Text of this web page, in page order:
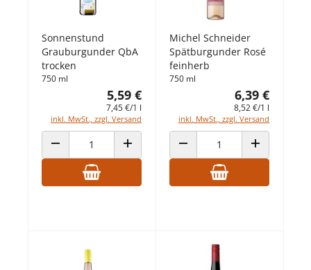
Sonnenstund
Grauburgunder QbA
trocken
750 ml
5,59 €
7,45 €/1 l
inkl. MwSt., zzgl. Versand
ANZAHL VERRINGERNANZAHL ERHÖHEN
Michel Schneider
Spätburgunder Rosé
feinherb
750 ml
6,39 €
8,52 €/1 l
inkl. MwSt., zzgl. Versand
ANZAHL VERRINGERNANZAHL